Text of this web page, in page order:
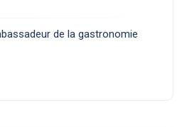
de la gastronomie